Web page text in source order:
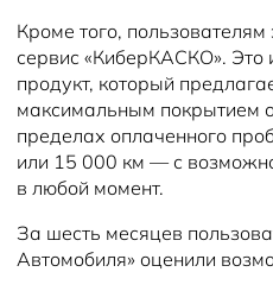
Кроме того, пользователям
сервис «КиберКАСКО». Это
продукт, который
максимальным покрытием
пределах оплаченного
или 15 000 км — с
в любой момент.
За шесть месяцев
Автомобиля» оценили